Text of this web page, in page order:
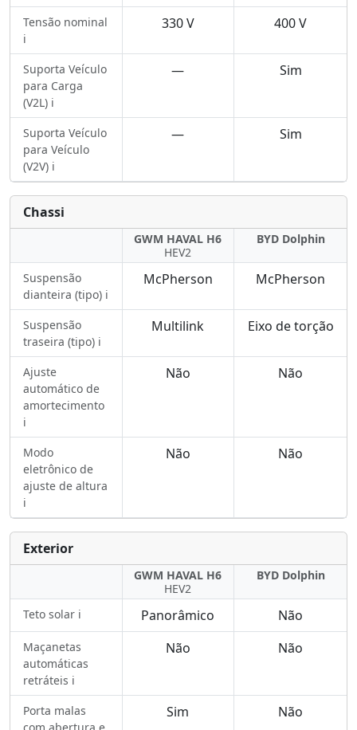
Tensão nominal
ℹ️
330 V 400 V
Suporta Veículo
para Carga
(V2L) ℹ️
— Sim
Suporta Veículo
para Veículo
(V2V) ℹ️
— Sim
Chassi
GWM HAVAL H6
HEV2
BYD Dolphin
Suspensão
dianteira (tipo) ℹ️
McPherson McPherson
Suspensão
traseira (tipo) ℹ️
Multilink Eixo de torção
Ajuste
automático de
amortecimento
ℹ️
Não Não
Modo
eletrônico de
ajuste de altura
ℹ️
Não Não
Exterior
GWM HAVAL H6
HEV2
BYD Dolphin
Teto solar ℹ️ Panorâmico Não
Maçanetas
automáticas
retráteis ℹ️
Não Não
Porta malas
Sim Não